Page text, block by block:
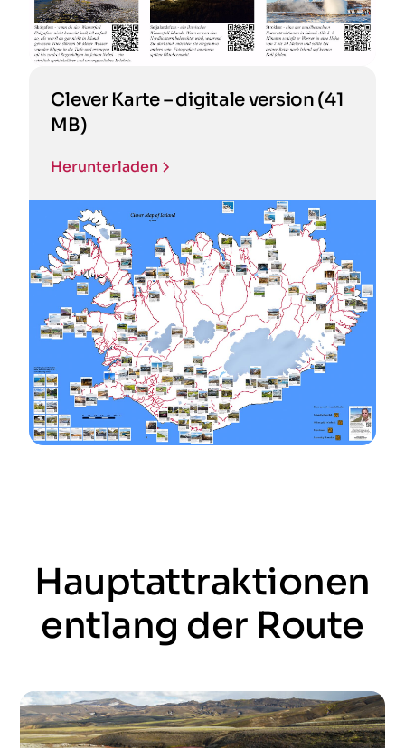
Clever Karte – digitale version (41
MB)
Herunterladen
Hauptattraktionen
entlang der Route